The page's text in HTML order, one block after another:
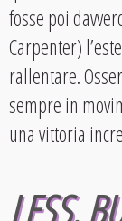
fosse poi
Carpenter)
rallentare.
sempre in
una vittoria